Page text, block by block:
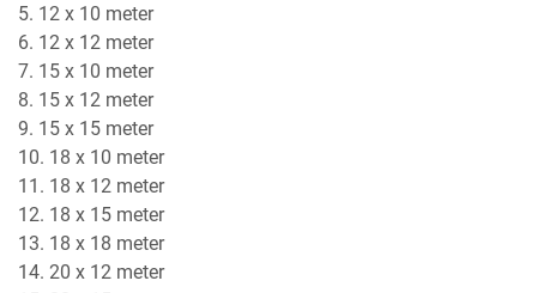
5. 12 x 10 meter
6. 12 x 12 meter
7. 15 x 10 meter
8. 15 x 12 meter
9. 15 x 15 meter
10. 18 x 10 meter
11. 18 x 12 meter
12. 18 x 15 meter
13. 18 x 18 meter
14. 20 x 12 meter